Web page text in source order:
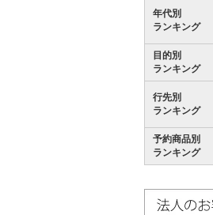
年代別
ランキング
目的別
ランキング
行先別
ランキング
予約商品別
ランキング